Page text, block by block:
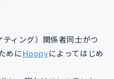
ィング）関係者同士がつ
めにHoopyによってはじめ